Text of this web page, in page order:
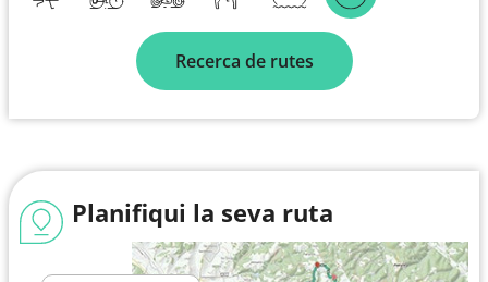
Recerca de rutes
Planifiqui la seva ruta